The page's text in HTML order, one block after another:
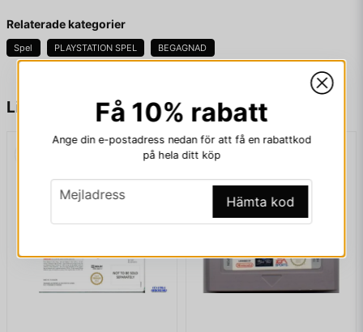
Liknande produkter
KOMPLETT I BOX
Fråga oss något om denna produkten...
Relaterade kategorier
Spel PLAYSTATION SPEL BEGAGNAD
Få 10% rabatt
Ange din e-postadress nedan för att få en rabattkod
på hela ditt köp
email
Mejladress Hämta kod